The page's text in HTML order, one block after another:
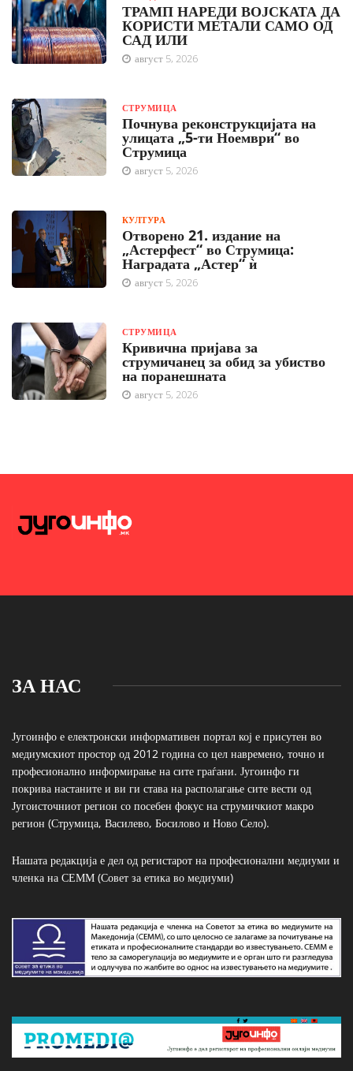
ТРАМП НАРЕДИ ВОЈСКАТА ДА
КОРИСТИ МЕТАЛИ САМО ОД
САД ИЛИ
август 5, 2026
СТРУМИЦА
Почнува реконструкцијата на
улицата „5-ти Ноември“ во
Струмица
август 5, 2026
КУЛТУРА
Отворено 21. издание на
„Астерфест“ во Струмица:
Наградата „Астер“ ѝ
август 5, 2026
СТРУМИЦА
Кривична пријава за
струмичанец за обид за убиство
на поранешната
август 5, 2026
ЗА НАС
Југоинфо е електронски информативен портал кој е присутен во
медиумскиот простор од 2012 година со цел навремено, точно и
професионално информирање на сите граѓани. Југоинфо ги
покрива настаните и ви ги става на располагање сите вести од
Југоисточниот регион со посебен фокус на струмичкиот макро
регион (Струмица, Василево, Босилово и Ново Село).
Нашата редакција е дел од регистарот на професионални медиуми и
членка на СЕММ (Совет за етика во медиуми)